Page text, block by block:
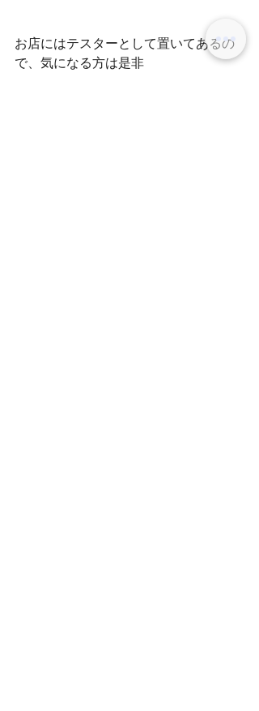
お店にはテスターとして置いてあるの
で、気になる方は是非